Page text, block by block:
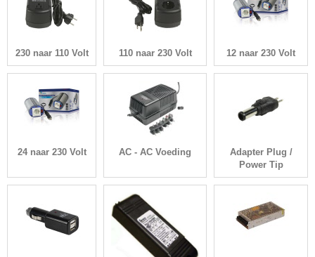
230 naar 110 Volt 110 naar 230 Volt 12 naar 230 Volt
24 naar 230 Volt AC - AC Voeding
Adapter Plug /
Power Tip